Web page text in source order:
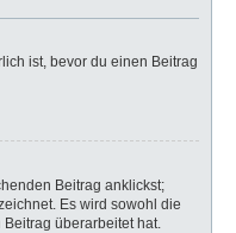
ist, bevor du einen Beitrag
Beitrag anklickst;
Es wird sowohl die
überarbeitet hat.